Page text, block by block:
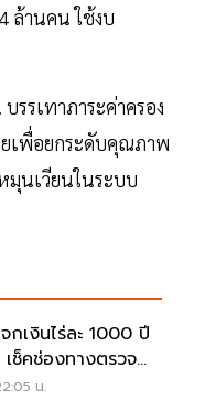
ล้านคน ใช้งบ
รรเทาภาระค่าครอง
ยเพื่อยกระดับคุณภาพ
มุนเวียนในระบบ
กเงินไร่ละ 1000 ปี
ช็คช่องทางตรวจ
น.